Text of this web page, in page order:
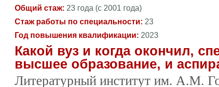
Общий стаж: 23 года (с 2001 года)
Стаж работы по специальности: 23
Год повышения квалификации: 2023
Какой вуз и когда окончил,
высшее образование, и
Литературный институт им. А.М.